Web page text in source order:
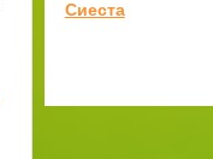
Сиеста